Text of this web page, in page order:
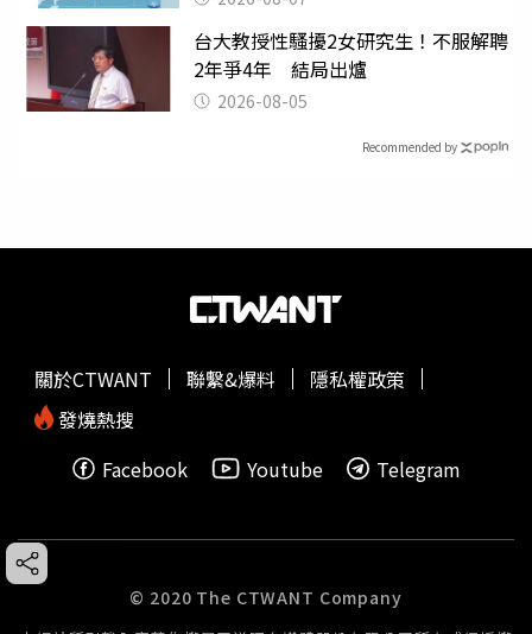
台大教授性騷擾2女研究生！不服解聘
2年爭4年 結局出爐
2026-08-05
Recommended by
關於CTWANT 聯繫&爆料
隱私權政策
發燒熱搜
Facebook
Youtube Telegram
© 2020 The CTWANT Company